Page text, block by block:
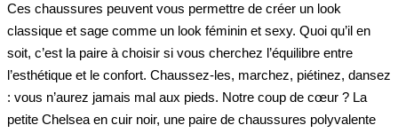
Ces chaussures peuvent vous permettre de créer un look
classique et sage comme un look féminin et sexy. Quoi qu’il en
soit, c’est la paire à choisir si vous cherchez l’équilibre entre
l’esthétique et le confort. Chaussez-les, marchez, piétinez, dansez
: vous n’aurez jamais mal aux pieds. Notre coup de cœur ? La
petite Chelsea en cuir noir, une paire de chaussures polyvalente